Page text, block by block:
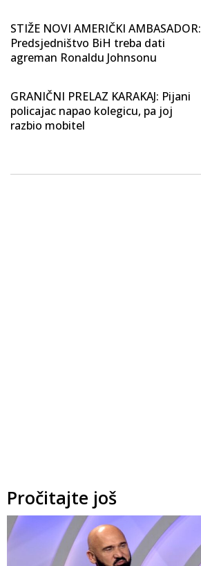
STIŽE NOVI AMERIČKI AMBASADOR:
Predsjedništvo BiH treba dati
agreman Ronaldu Johnsonu
GRANIČNI PRELAZ KARAKAJ: Pijani
policajac napao kolegicu, pa joj
razbio mobitel
Pročitajte još